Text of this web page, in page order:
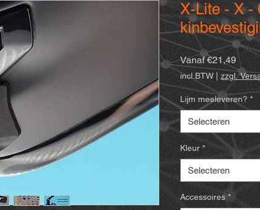
X-Lite - X -
Vanaf€21,49
incl.BTW zzgl.
Lijm meeleveren? *
Selecteren
Kleur *
Selecteren
Accessoires *